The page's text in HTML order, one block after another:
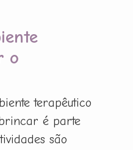
o
terapêutico
é parte
são